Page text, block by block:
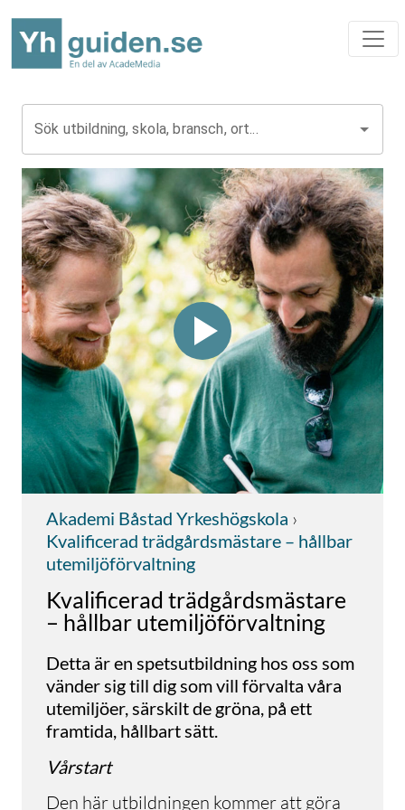
Sök utbildning, skola, bransch, ort...
Akademi Båstad Yrkeshögskola ›
Kvalificerad trädgårdsmästare – hållbar
utemiljöförvaltning
Kvalificerad trädgårdsmästare
– hållbar utemiljöförvaltning
Detta är en spetsutbildning hos oss som
vänder sig till dig som vill förvalta våra
utemiljöer, särskilt de gröna, på ett
framtida, hållbart sätt.
Vårstart
Den här utbildningen kommer att göra